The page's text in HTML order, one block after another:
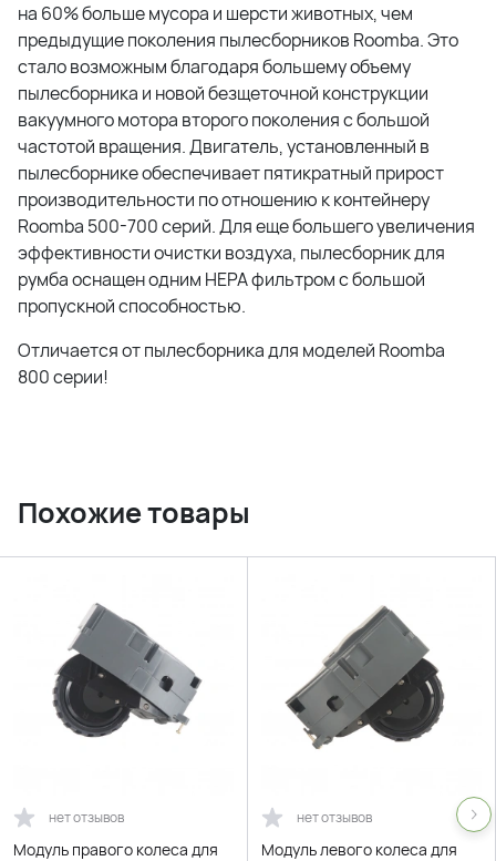
на 60% больше мусора и шерсти животных, чем
предыдущие поколения пылесборников Roomba.Это
стало возможным благодаря большему объему
пылесборника и новой безщеточной конструкции
вакуумного мотора второго поколения с большой
частотой вращения. Двигатель, установленный в
пылесборнике обеспечивает пятикратный прирост
производительности по отношению к контейнеру
Roomba 500-700 серий. Для еще большего увеличения
эффективности очистки воздуха, пылесборник для
румба оснащен одним HEPA фильтром с большой
пропускной способностью.
Отличается от пылесборника для моделей Roomba
800 серии!
Похожие товары
нет отзывов
Модуль правого колеса для
нет отзывов
Модуль левого колеса для